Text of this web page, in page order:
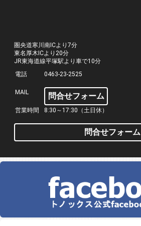
圏央道寒川南ICより7分
東名厚木ICより20分
JR東海道線平塚駅より車で10分
電話
0463-23-2525
MAIL 問合せフォーム
営業時間 8:30～17:30（土日休）
問合せフォーム